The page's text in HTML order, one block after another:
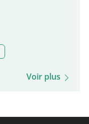
Voir plus